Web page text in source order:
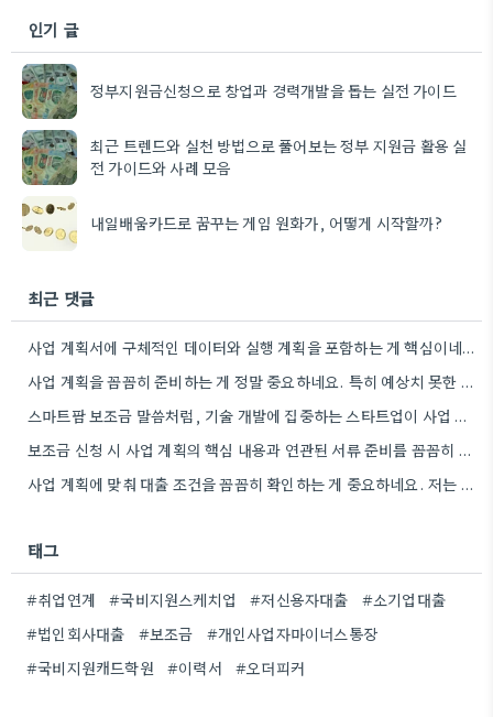
인기 글
정부지원금신청으로 창업과 경력개발을 돕는 실전 가이드
최근 트렌드와 실천 방법으로 풀어보는 정부 지원금 활용 실
전 가이드와 사례 모음
내일배움카드로 꿈꾸는 게임 원화가, 어떻게 시작할까?
최근 댓글
사업 계획서에 구체적인 데이터와 실행 계획을 포함하는 게 핵심이네요. 제가 비슷한 경험이 있어서, 단순히 아이디어를…
사업 계획을 꼼꼼히 준비하는 게 정말 중요하네요. 특히 예상치 못한 지출 때문에 어려움을 겪는 경우도…
스마트팜 보조금 말씀처럼, 기술 개발에 집중하는 스타트업이 사업 모델과 연결해서 시너지를 낼 수 있다면 정말…
보조금 신청 시 사업 계획의 핵심 내용과 연관된 서류 준비를 꼼꼼히 하는 것이 중요하네요. 특히…
사업 계획에 맞춰 대출 조건을 꼼꼼히 확인하는 게 중요하네요. 저는 사업 확장 시 금리 변화를…
태그
#취업연계 #국비지원스케치업 #저신용자대출
#소기업대출
#법인회사대출
#보조금
#개인사업자마이너스통장
#국비지원캐드학원
#이력서 #오더피커